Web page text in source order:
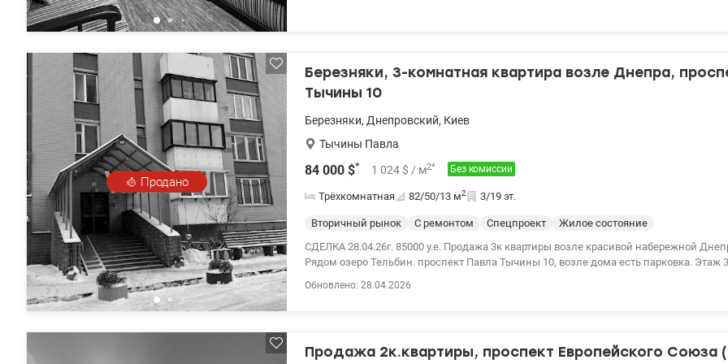
Продано
Березняки, 3-комнатная квартира возле Днепра,
Тычины 10
Березняки, Днепровский, Киев
Тычины Павла
84 000 $* 1 024 $ / м2* Без комиссии
Трёхкомнатная 82/50/13 м2 3/19 эт.
Вторичный рынок С ремонтом Спецпроект
Жилое состояние
СДЕЛКА 28.04.26г. 85000 у.е. Продажа 3к квартиры возле красивой набережной
Рядом озеро Тельбин. проспект Павла Тычины 10, возле дома есть парковка. Этаж
детские сады, спортклубы, банки, Торговый центр. Поликлиники детская и
Обновлено: 28.04.2026
Продажа 2к.квартиры, проспект Европейского Союза